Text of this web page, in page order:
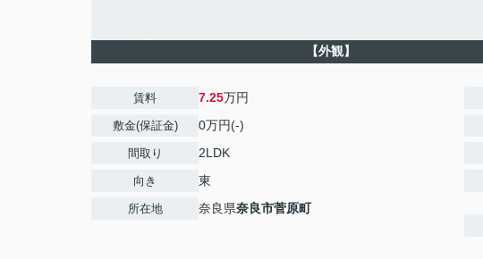
【外観】
賃料 7.25万円
敷金(保証金) 0万円(-)
間取り 2LDK
向き 東
所在地 奈良県奈良市菅原町